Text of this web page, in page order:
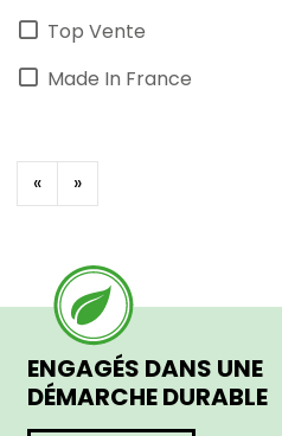
Top Vente
Made In France
« »
ENGAGÉS DANS UNE
DÉMARCHE DURABLE